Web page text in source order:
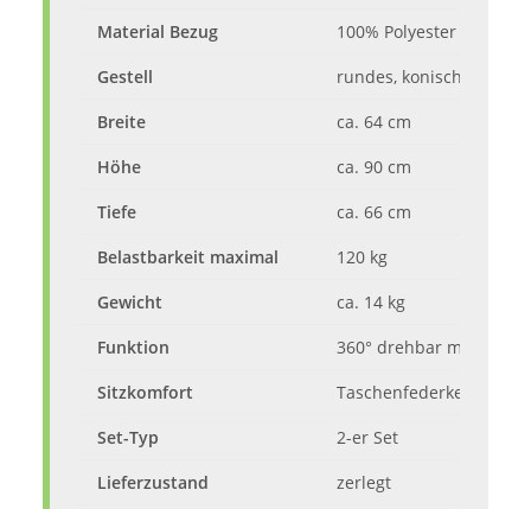
Material Bezug
100% Polyester
Gestell
rundes, konisches
Breite
ca. 64 cm
Höhe
ca. 90 cm
Tiefe
ca. 66 cm
Belastbarkeit maximal
120 kg
Gewicht
ca. 14 kg
Funktion
360° drehbar mit
Sitzkomfort
Taschenfederkern im
Set-Typ
2-er Set
Lieferzustand
zerlegt